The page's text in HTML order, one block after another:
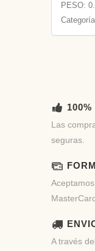
PESO:
100%
Las
seguras.
A través